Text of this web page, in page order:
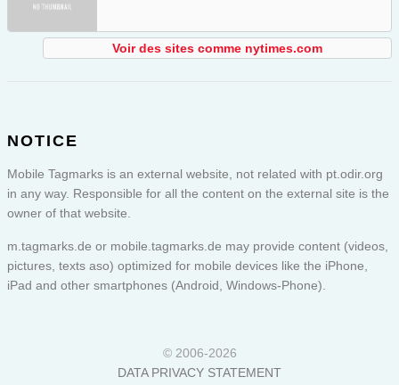
Voir des sites comme nytimes.com
NOTICE
Mobile Tagmarks is an external website, not related with pt.odir.org
in any way. Responsible for all the content on the external site is the
owner of that website.
m.tagmarks.de or mobile.tagmarks.de may provide content (videos,
pictures, texts aso) optimized for mobile devices like the iPhone,
iPad and other smartphones (Android, Windows-Phone).
© 2006-2026
DATA PRIVACY STATEMENT